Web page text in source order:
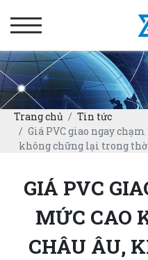
Trang chủ
Tin tức
Giá PVC giao ngay
không chững lại trong
GIÁ PVC
MỨC CAO
CHÂU ÂU,